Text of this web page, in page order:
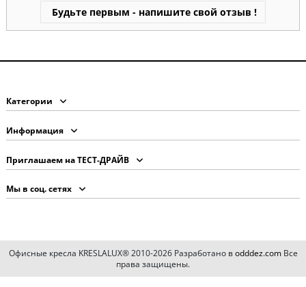
Будьте первым - напишите свой отзыв !
Категории
Информация
Приглашаем на ТЕСТ-ДРАЙВ
Мы в соц. сетях
Офисные кресла KRESLALUX® 2010-2026 Разработано вodddez.comВсе
права защищены.